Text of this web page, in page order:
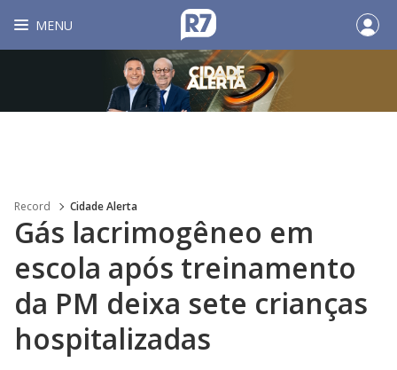
MENU
Record Cidade Alerta
Gás lacrimogêneo em
escola após treinamento
da PM deixa sete crianças
hospitalizadas